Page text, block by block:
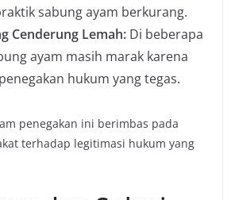
sabung ayam berkurang.
Cenderung Lemah: Di beberapa
ayam masih marak karena
hukum yang tegas.
penegakan ini berimbas pada
terhadap legitimasi hukum yang